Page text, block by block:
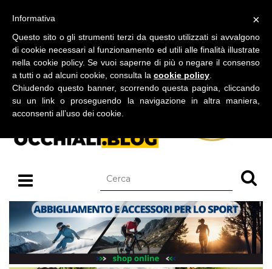
BLOG SU OCCHIALI DA SOLE E OCCHIALI DA VISTA
×
Informativa
Questo sito o gli strumenti terzi da questo utilizzati si avvalgono
di cookie necessari al funzionamento ed utili alle finalità illustrate
nella cookie policy. Se vuoi saperne di più o negare il consenso
a tutti o ad alcuni cookie, consulta la cookie policy
Chiudendo questo banner, scorrendo questa pagina, cliccando
su un link o proseguendo la navigazione in altra maniera,
acconsenti all’uso dei cookie.